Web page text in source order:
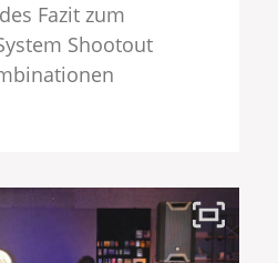
Fazit zum
Shootout